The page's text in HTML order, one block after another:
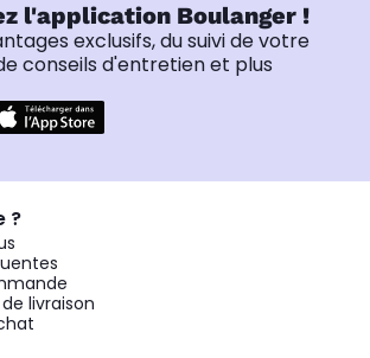
l'application Boulanger !
exclusifs, du suivi de votre
conseils d'entretien et plus
?
livraison